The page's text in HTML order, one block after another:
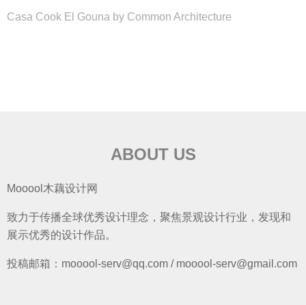
Casa Cook El Gouna by Common Architecture
ABOUT US
Mooool木藕设计网
致力于传播全球优秀设计理念，聚焦景观设计行业，发现和
展示优秀的设计作品。
投稿邮箱：mooool-serv@qq.com / mooool-serv@gmail.com